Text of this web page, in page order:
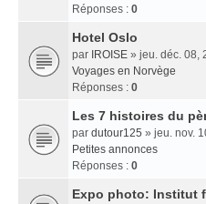
Réponses : 0
Hotel Oslo
par IROISE » jeu. déc. 08,
Voyages en Norvège
Réponses : 0
Les 7 histoires du
par dutour125 » jeu. nov.
Petites annonces
Réponses : 0
Expo photo: Institut